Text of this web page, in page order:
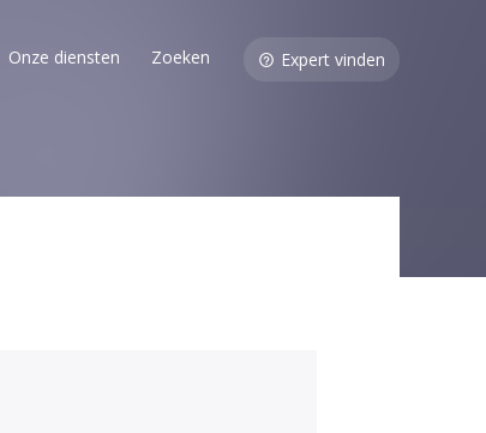
Onze diensten Zoeken Expert vinden